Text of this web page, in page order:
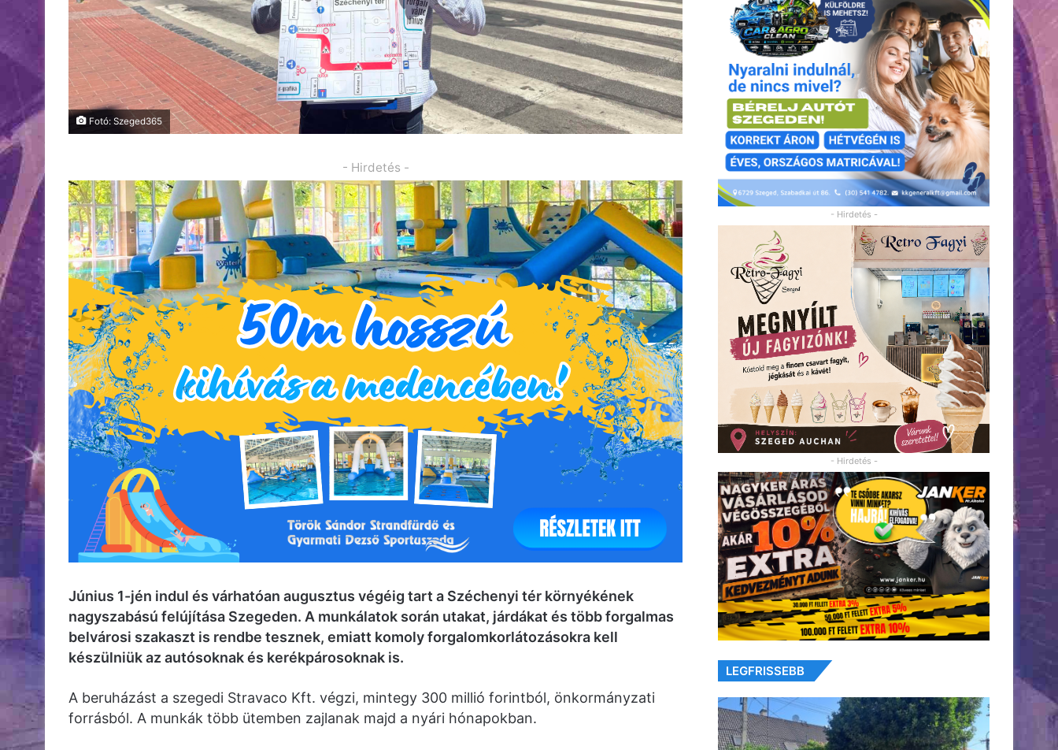
Fotó: Szeged365
- Hirdetés -
Június 1-jén indul és várhatóan augusztus végéig tart a Széchenyi tér környékének
nagyszabású felújítása Szegeden. A munkálatok során utakat, járdákat és több forgalmas
belvárosi szakaszt is rendbe tesznek, emiatt komoly forgalomkorlátozásokra kell
készülniük az autósoknak és kerékpárosoknak is.
A beruházást a szegedi Stravaco Kft. végzi, mintegy 300 millió forintból, önkormányzati
forrásból. A munkák több ütemben zajlanak majd a nyári hónapokban.
- Hirdetés -
- Hirdetés -
LEGFRISSEBB